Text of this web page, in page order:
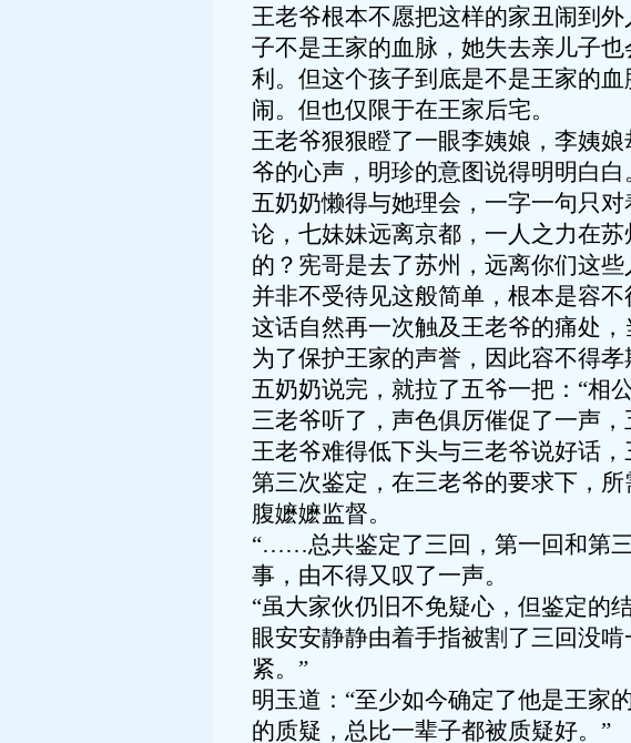
王老爷根本不愿把这样的家丑闹到
子不是王家的血脉，她失去亲儿子
利。但这个孩子到底是不是王家的
闹。但也仅限于在王家后宅。
王老爷狠狠瞪了一眼李姨娘，李姨
爷的心声，明珍的意图说得明明白白
五奶奶懒得与她理会，一字一句只
论，七妹妹远离京都，一人之力在
的？宪哥是去了苏州，远离你们这
并非不受待见这般简单，根本是容不
这话自然再一次触及王老爷的痛处
为了保护王家的声誉，因此容不得孝
五奶奶说完，就拉了五爷一把：“相
三老爷听了，声色俱厉催促了一声，
王老爷难得低下头与三老爷说好话
第三次鉴定，在三老爷的要求下，
腹嬷嬷监督。
“……总共鉴定了三回，第一回和第
事，由不得又叹了一声。
“虽大家伙仍旧不免疑心，但鉴定的
眼安安静静由着手指被割了三回没
紧。”
明玉道：“至少如今确定了他是王家
的质疑，总比一辈子都被质疑好。”